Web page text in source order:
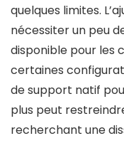
quelques limites.
nécessiter un peu
disponible pour les
certaines
de support natif
plus peut
recherchant une